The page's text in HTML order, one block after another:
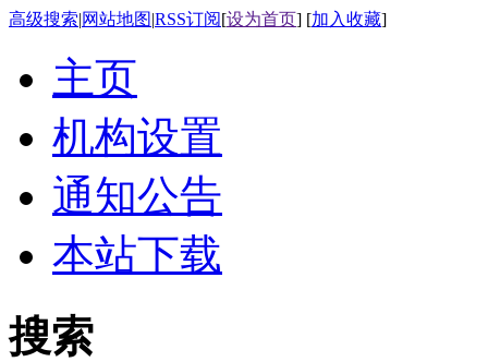
高级搜索|网站地图|RSS订阅[设为首页] [加入收藏]
主页
机构设置
通知公告
本站下载
搜索